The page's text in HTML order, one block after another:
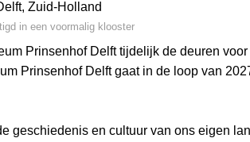
in een voormalig klooster
Prinsenhof Delft tijdelijk de deuren voor
Prinsenhof Delft gaat in de loop van
geschiedenis en cultuur van ons eigen